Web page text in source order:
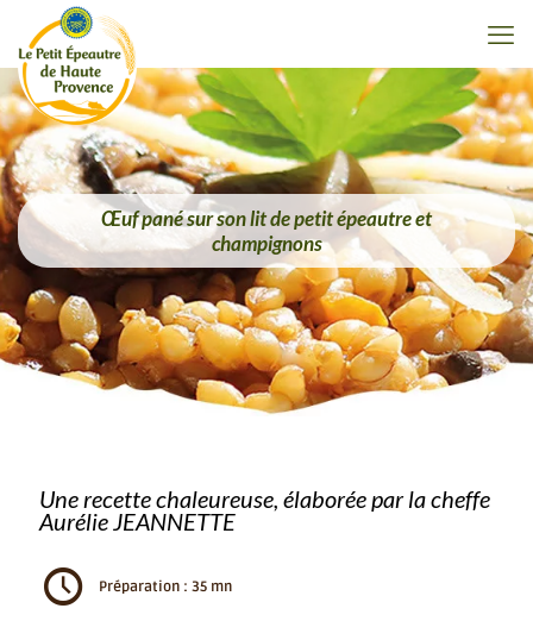
Œuf pané sur son lit de petit épeautre et
champignons
Une recette chaleureuse, élaborée par la cheffe
Aurélie JEANNETTE
Préparation : 35 mn